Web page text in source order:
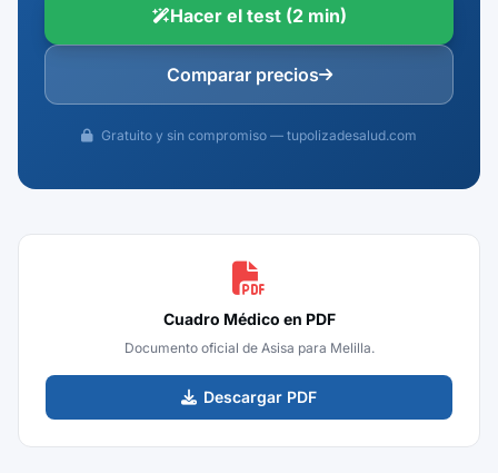
Hacer el test (2 min)
Comparar precios
Gratuito y sin compromiso — tupolizadesalud.com
Cuadro Médico en PDF
Documento oficial de Asisa para Melilla.
Descargar PDF